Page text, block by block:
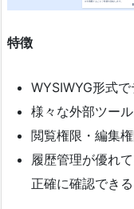
特徴
WYSIWYG形式
様々な外部ツー
閲覧権限・編集
履歴管理が優れ
正確に確認できる